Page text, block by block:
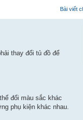
Bài viết
thay đổi tủ đồ để
đổi màu sắc khác
phụ kiện khác nhau.